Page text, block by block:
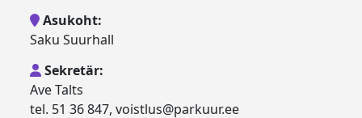
Asukoht:
Saku Suurhall
Sekretär:
Ave Talts
tel. 51 36 847, voistlus@parkuur.ee